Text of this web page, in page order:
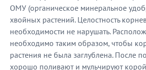
ОМУ (органическое минеральное
хвойных растений. Целостность
необходимости не нарушать.
необходимо таким образом, чтобы
растения не была заглублена. После
хорошо поливают и мульчируют